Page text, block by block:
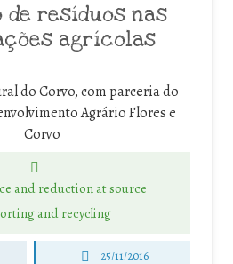
de resíduos nas
agrícolas
do Corvo, com parceria do
Agrário Flores e
Corvo
and reduction at source
and recycling
25/11/2016